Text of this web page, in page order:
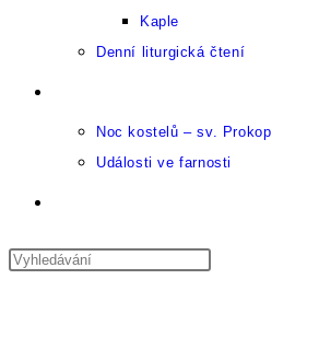
Kaple
Denní liturgická čtení
Noc kostelů – sv. Prokop
Události ve farnosti
vyhledávání